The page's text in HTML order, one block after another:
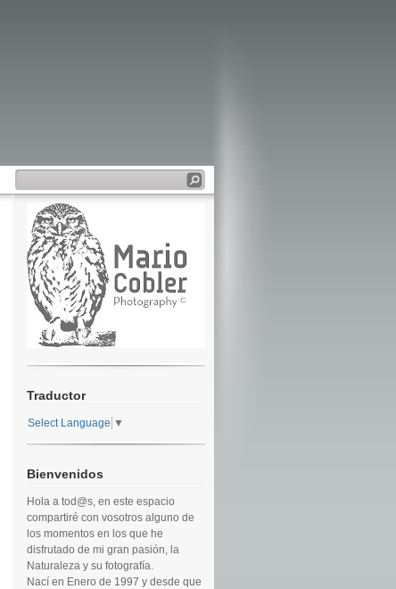
Traductor
Select Language ▼
Bienvenidos
Hola a tod@s, en este espacio
compartiré con vosotros alguno de
los momentos en los que he
disfrutado de mi gran pasión, la
Naturaleza y su fotografía.
Nací en Enero de 1997 y desde que